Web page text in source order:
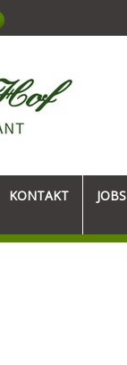
KONTAKT JOBS